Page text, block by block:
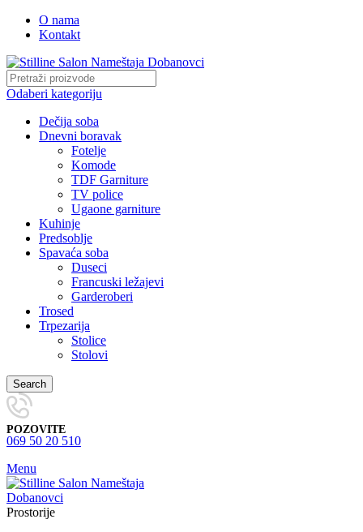
O nama
Kontakt
Odaberi kategoriju
Dečija soba
Dnevni boravak
Fotelje
Komode
TDF Garniture
TV police
Ugaone garniture
Kuhinje
Predsoblje
Spavaća soba
Duseci
Francuski ležajevi
Garderoberi
Trosed
Trpezarija
Stolice
Stolovi
Search
POZOVITE
069 50 20 510
Menu
Prostorije